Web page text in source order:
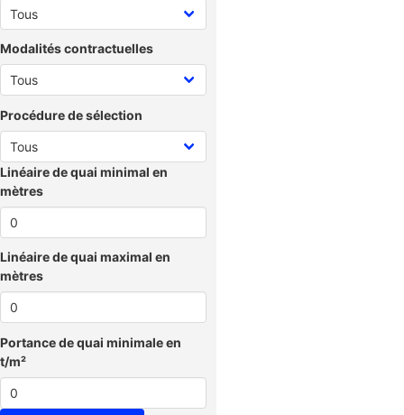
Modalités contractuelles
Procédure de sélection
Linéaire de quai minimal en
mètres
Linéaire de quai maximal en
mètres
Portance de quai minimale en
t/m²